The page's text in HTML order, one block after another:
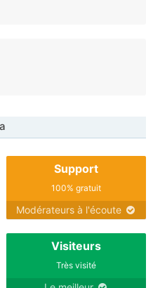
Support
100% gratuit
Modérateurs à l'écoute
Visiteurs
Très visité